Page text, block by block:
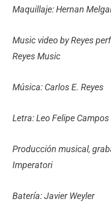
Maquillaje: Hernan
Music video by Reyes
Reyes Music
Música: Carlos E. Reyes
Letra: Leo Felipe Campos
Producción musical,
Imperatori
Batería: Javier Weyler